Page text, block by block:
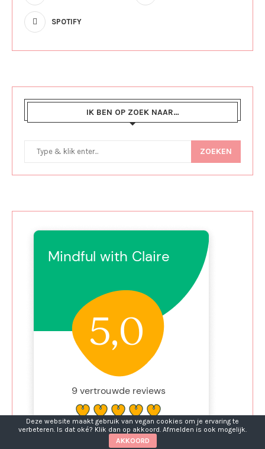
SPOTIFY
IK BEN OP ZOEK NAAR…
ZOEKEN
Deze website maakt gebruik van vegan cookies om je ervaring te
verbeteren. Is dat oké? Klik dan op akkoord. Afmelden is ook mogelijk.
AKKOORD